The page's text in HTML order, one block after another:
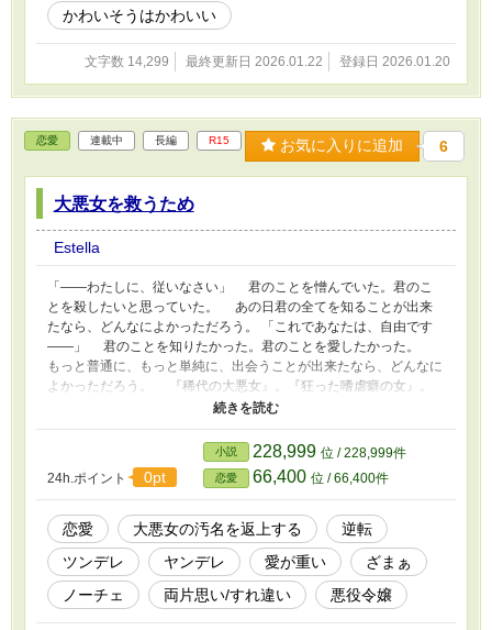
かわいそうはかわいい
文字数 14,299 最終更新日 2026.01.22 登録日 2026.01.20
恋愛 連載中 長編 R15 お気に入りに追加 6
大悪女を救うため
Estella
「――わたしに、従いなさい」 君のことを憎んでいた。君のこ
とを殺したいと思っていた。 あの日君の全てを知ることが出来
たなら、どんなによかっただろう。 「これであなたは、自由です
――」 君のことを知りたかった。君のことを愛したかった。
もっと普通に、もっと単純に、出会うことが出来たなら、どんなに
よかっただろう。 『稀代の大悪女』。『狂った嗜虐癖の女』。
『支配と圧迫の権化』。 ――君が悪女ではないことを、今世は
24h.ポイント 0pt
小説 228,999 位 / 228,999件
恋愛 66,400 位 / 66,400件
恋愛 大悪女の汚名を返上する
逆転
ツンデレ
ヤンデレ 愛が重い
ざまぁ
ノーチェ
両片思い/すれ違い 悪役令嬢